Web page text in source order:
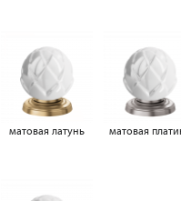
матовая латунь матовая